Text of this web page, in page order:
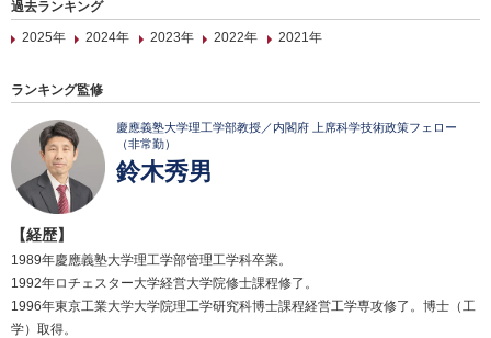
過去ランキング
2025年
2024年 2023年 2022年 2021年
ランキング監修
慶應義塾大学理工学部教授／内閣府 上席科学技術政策フェロー
（非常勤）
鈴木秀男
【経歴】
1989年慶應義塾大学理工学部管理工学科卒業。
1992年ロチェスター大学経営大学院修士課程修了。
1996年東京工業大学大学院理工学研究科博士課程経営工学専攻修了。博士（工
学）取得。